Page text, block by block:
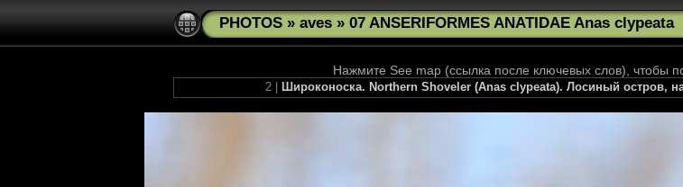
PHOTOS » aves » 07 ANSERIFORMES ANATIDAE Anas clypeata
Нажмите See map (ссылка после ключевых слов), чтобы
2 | Широконоска. Northern Shoveler (Anas clypeata). Лосиный остров,